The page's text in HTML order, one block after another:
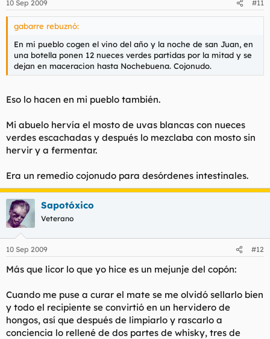
10 Sep 2009 #11
gabarre rebuznó:
En mi pueblo cogen el vino del año y la noche de san Juan, en
una botella ponen 12 nueces verdes partidas por la mitad y se
dejan en maceracion hasta Nochebuena. Cojonudo.
Eso lo hacen en mi pueblo también.
Mi abuelo hervía el mosto de uvas blancas con nueces
verdes escachadas y después lo mezclaba con mosto sin
hervir y a fermentar.
Era un remedio cojonudo para desórdenes intestinales.
Sapotóxico
Veterano
10 Sep 2009 #12
Más que licor lo que yo hice es un mejunje del copón:
Cuando me puse a curar el mate se me olvidó sellarlo bien
y todo el recipiente se convirtió en un hervidero de
hongos, así que después de limpiarlo y rascarlo a
conciencia lo rellené de dos partes de whisky, tres de